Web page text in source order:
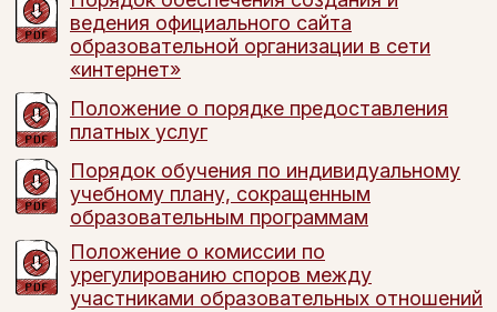
ведения официального сайта
образовательной организации в сети
«интернет»
Положение о порядке предоставления
платных услуг
Порядок обучения по индивидуальному
учебному плану, сокращенным
образовательным программам
Положение о комиссии по
урегулированию споров между
участниками образовательных отношений